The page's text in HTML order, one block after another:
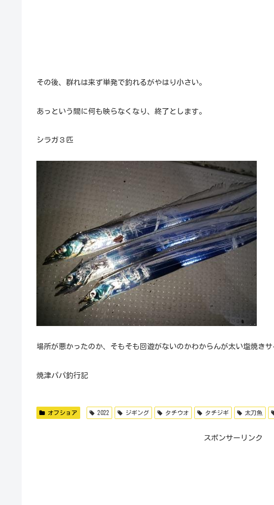
その後、群れは来ず単発で釣れるがやはり小さい。
あっという間に何も映らなくなり、終了とします。
シラガ３匹
場所が悪かったのか、そもそも回遊がないのかわからんが太い塩焼きサ
焼津パパ釣行記
オフショア 2022 ジギング タチウオ タチジギ 太刀魚
スポンサーリンク